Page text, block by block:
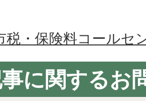
税・保険料コールセ
に関するお